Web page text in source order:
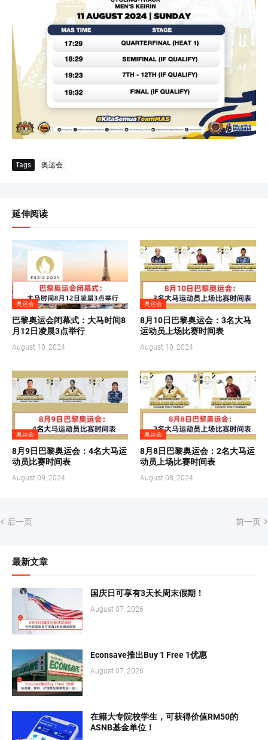
Tags 奥运会
延伸阅读
奥运会
巴黎奥运会闭幕式：大马时间8
月12日凌晨3点举行
August 10, 2024
奥运会
8月10日巴黎奥运会：3名大马
运动员上场比赛时间表
August 10, 2024
奥运会
8月9日巴黎奥运会：4名大马运
动员比赛时间表
August 09, 2024
奥运会
8月8日巴黎奥运会：2名大马运
动员上场比赛时间表
August 08, 2024
后一页 前一页
最新文章
国庆日可享有3天长周末假期！
August 07, 2026
Econsave推出Buy 1 Free 1优惠
August 07, 2026
在籍大专院校学生，可获得价值RM50的
ASNB基金单位！